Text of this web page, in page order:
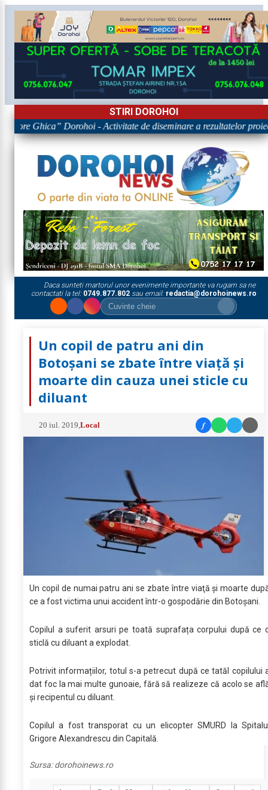
STIRI DOROHOI
Ghica” Dorohoi - Activitate de diseminare a rezultatelor
Daca sunteti martorul unor evenimente importante va rugam sa ne
contactati la tel: 0749.877.802sau email: redactia@dorohoinews.ro
Un copil de patru ani din
Botoșani se zbate între viaţă şi
moarte din cauza unei sticle cu
diluant
20 iul. 2019 ,Local f
Un copil de numai patru ani se zbate între viaţă şi moarte
ce a fost victima unui accident într-o gospodărie din Botoșani.
Copilul a suferit arsuri pe toată suprafața corpului după ce
sticlă cu diluant a explodat.
Potrivit informațiilor, totul s-a petrecut după ce tatăl copilului
dat foc la mai multe gunoaie, fără să realizeze că acolo se
și recipentul cu diluant.
Copilul a fost transporat cu un elicopter SMURD la
Grigore Alexandrescu din Capitală.
Sursa:dorohoinews.ro